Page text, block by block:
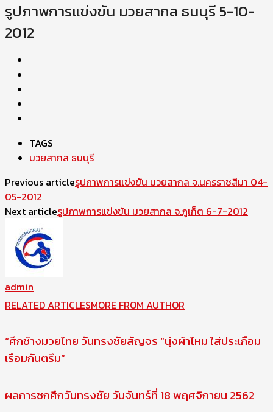
รูปภาพการแข่งขัน มวยสากล ธนบุรี 5-10-
2012
TAGS
มวยสากล ธนบุรี
Previous articleรูปภาพการแข่งขัน มวยสากล จ.นครราชสีมา 04-
05-2012
Next articleรูปภาพการแข่งขัน มวยสากล จ.ภูเก็ต 6-7-2012
admin
RELATED ARTICLESMORE FROM AUTHOR
“ศึกช้างมวยไทย วันทรงชัยสัญจร “นุ่งผ้าไหม ใส่ประเกือม
เรือมกันตรึม”
ผลการชกศึกวันทรงชัย วันจันทร์ที่ 18 พฤศจิกายน 2562